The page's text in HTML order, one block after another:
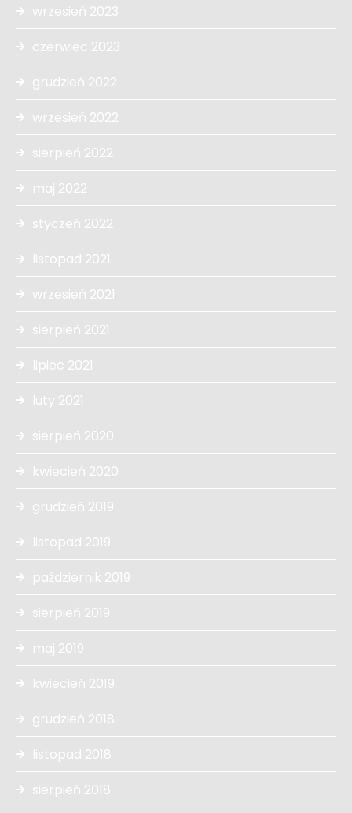
wrzesień 2023
czerwiec 2023
grudzień 2022
wrzesień 2022
sierpień 2022
maj 2022
styczeń 2022
listopad 2021
wrzesień 2021
sierpień 2021
lipiec 2021
luty 2021
sierpień 2020
kwiecień 2020
grudzień 2019
listopad 2019
październik 2019
sierpień 2019
maj 2019
kwiecień 2019
grudzień 2018
listopad 2018
sierpień 2018